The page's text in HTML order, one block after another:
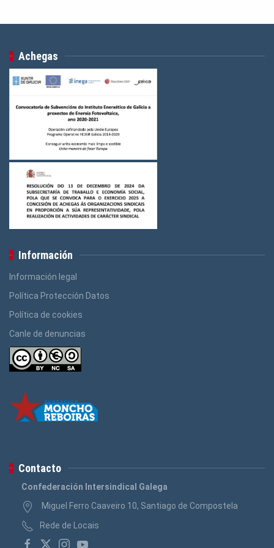
Achegas
Información
Información legal
Política Protección Datos
Política de cookies
Canle de denuncias
Contacto
Confederación Intersindical Galega
Miguel Ferro Caaveiro 10, Santiago de Compostela
Rede de Locais